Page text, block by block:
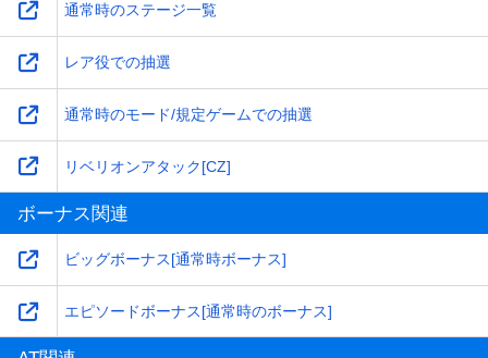
通常時のステージ一覧
レア役での抽選
通常時のモード/規定ゲームでの抽選
リベリオンアタック[CZ]
ボーナス関連
ビッグボーナス[通常時ボーナス]
エピソードボーナス[通常時のボーナス]